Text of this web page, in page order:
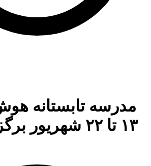
مدرسه تابستانه
۱۳ تا ۲۲ شهریور برگزار می‌شود